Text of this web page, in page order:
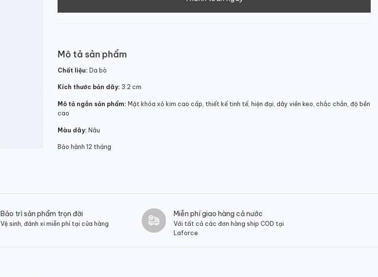
Mô tả sản phẩm
Chất liệu: Da bò
Kích thước bản dây: 3.2 cm
Mô tả ngắn sản phẩm: Mặt khóa xỏ kim cao cấp, thiết kế tinh tế, hiện đại, dây viền keo, chắc chắn, độ bền
cao
Màu dây: Nâu
Bảo hành 12 tháng
Bảo trì sản phẩm trọn đời
Vệ sinh, đánh xi miễn phí tại cửa hàng
Miễn phí giao hàng cả nước
Với tất cả các đơn hàng ship COD tại
Laforce